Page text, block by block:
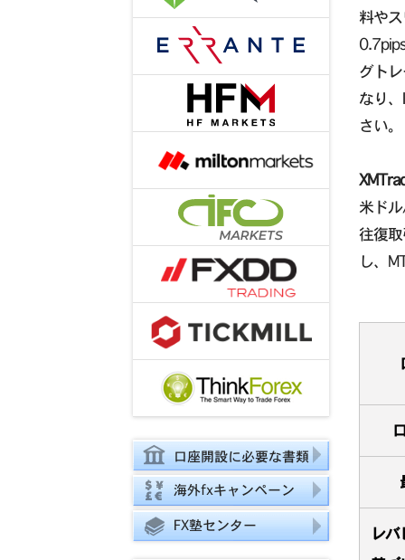
口座開設に必要な書類
海外fxキャンペーン
FX塾センター
料や
グト
なり
さい。
米ド
往復
し、
レ